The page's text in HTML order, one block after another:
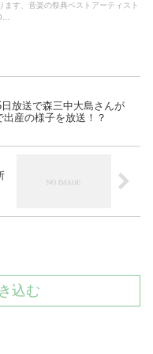
す、音楽の祭典ベストアーティスト
放送で森三中大島さんが
出産の様子を放送！？
込む